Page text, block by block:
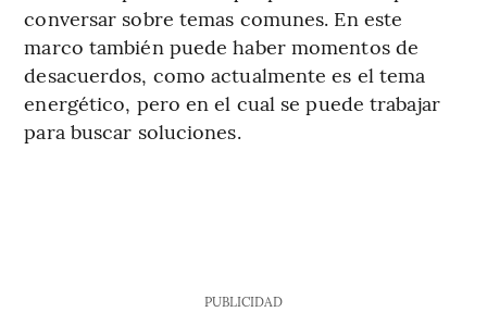
conversar sobre temas comunes. En este
marco también puede haber momentos de
desacuerdos, como actualmente es el tema
energético, pero en el cual se puede trabajar
para buscar soluciones.
PUBLICIDAD